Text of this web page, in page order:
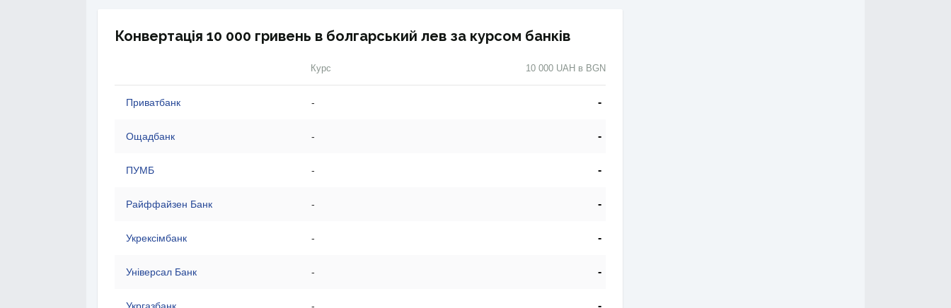
Конвертація 10 000 гривень в болгарський лев за курсом банків
Курс 10 000 UAH в BGN
Приватбанк - -
Ощадбанк - -
ПУМБ - -
Райффайзен Банк - -
Укрексімбанк - -
Універсал Банк - -
-